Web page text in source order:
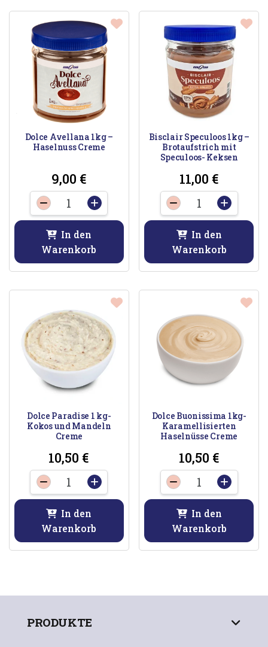
Menge
Menge
Dolce Avellana 1kg –
Haselnuss Creme
9,00 €
-
Dolce
Avellana
1kg
Creme
+
In den
Warenkorb
Bisclair Speculoos 1kg –
Brotaufstrich mit
Speculoos- Keksen
11,00 €
-
Bisclair
Speculoos
1kg
Brotaufstrich
mit
Menge
+
In den
Warenkorb
Dolce Paradise 1 kg-
Kokos und Mandeln
Creme
10,50 €
-
Dolce
Paradise
kg-
und
Menge
+
In den
Warenkorb
Dolce Buonissima 1kg-
Karamellisierten
Haselnüsse Creme
10,50 €
-
Dolce
Buonissima
1kg-
Haselnüsse
Creme
+
In den
Warenkorb
PRODUKTE